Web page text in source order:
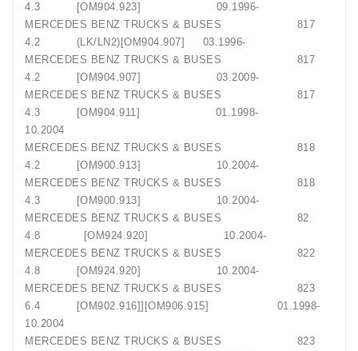
4.3 [OM904.923] 09.1996-
MERCEDES BENZ TRUCKS & BUSES 817
4.2 (LK/LN2)[OM904.907] 03.1996-
MERCEDES BENZ TRUCKS & BUSES 817
4.2 [OM904.907] 03.2009-
MERCEDES BENZ TRUCKS & BUSES 817
4.3 [OM904.911] 01.1998-
10.2004
MERCEDES BENZ TRUCKS & BUSES 818
4.2 [OM900.913] 10.2004-
MERCEDES BENZ TRUCKS & BUSES 818
4.3 [OM900.913] 10.2004-
MERCEDES BENZ TRUCKS & BUSES 82
4.8 [OM924.920] 10.2004-
MERCEDES BENZ TRUCKS & BUSES 822
4.8 [OM924.920] 10.2004-
MERCEDES BENZ TRUCKS & BUSES 823
6.4 [OM902.916]][OM906.915] 01.1998-
10.2004
MERCEDES BENZ TRUCKS & BUSES 823